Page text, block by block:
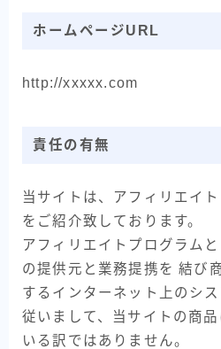
ホームページURL
http://xxxxx.com
責任の有無
当サイトは、アフィリエイ
をご紹介致しております。
アフィリエイトプログラム
の提供元と業務提携を 結び
するインターネット上のシス
従いまして、当サイトの商
いる訳ではありません。